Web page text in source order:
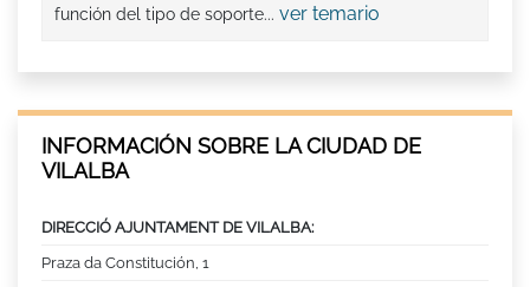
función del tipo de soporte... ver temario
INFORMACIÓN SOBRE LA CIUDAD DE
VILALBA
DIRECCIÓ AJUNTAMENT DE VILALBA:
Praza da Constitución, 1